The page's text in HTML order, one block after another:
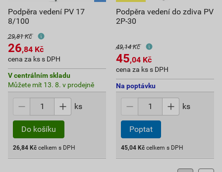
Podpěra vedení PV 17
8/100
29,81 Kč
26,84 Kč
cena za ks s DPH
V centrálním skladu
Můžete mít 13. 8. v prodejně
ks
Do košíku
26,84 Kč celkem s DPH
Podpěra vedení do zdiva PV
2P-30
49,14 Kč
45,04 Kč
cena za ks s DPH
Na poptávku
ks
Poptat
45,04 Kč celkem s DPH